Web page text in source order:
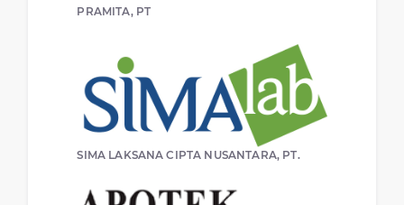
PRAMITA, PT
SIMA LAKSANA CIPTA NUSANTARA, PT.